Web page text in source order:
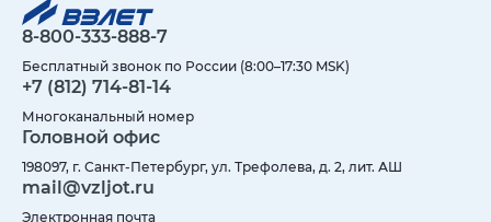
8-800-333-888-7
Бесплатный звонок по России (8:00–17:30 MSK)
+7 (812) 714-81-14
Многоканальный номер
Головной офис
198097, г. Санкт-Петербург, ул. Трефолева, д. 2, лит. АШ
mail@vzljot.ru
Электронная почта